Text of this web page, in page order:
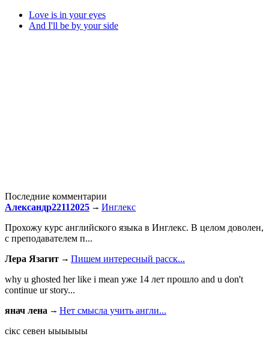
Love is in your eyes
And I'll be by your side
Последние комментарии
Александр22112025
Инглекс
Прохожу курс английского языка в Инглекс. В целом доволен,
с преподавателем п...
Лера Язагит
Пишем интересный расск...
why u ghosted her like i mean уже 14 лет прошло and u don't
continue ur story...
янач лена
Нет смысла учить англи...
сiкс севен ыыыыыы